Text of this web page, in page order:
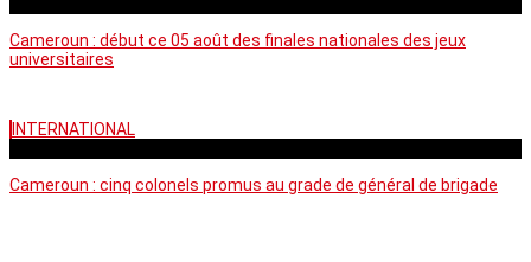
Cameroun : début ce 05 août des finales nationales des jeux
universitaires
INTERNATIONAL
Cameroun : cinq colonels promus au grade de général de brigade